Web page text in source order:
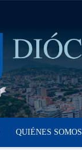
QUIÉNES SOMOS